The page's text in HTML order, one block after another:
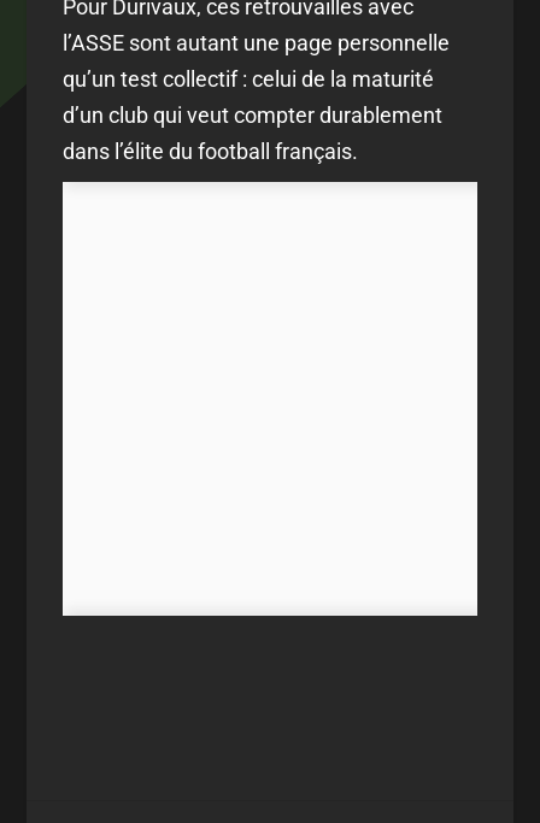
Pour Durivaux, ces retrouvailles avec
l’ASSE sont autant une page personnelle
qu’un test collectif : celui de la maturité
d’un club qui veut compter durablement
dans l’élite du football français.